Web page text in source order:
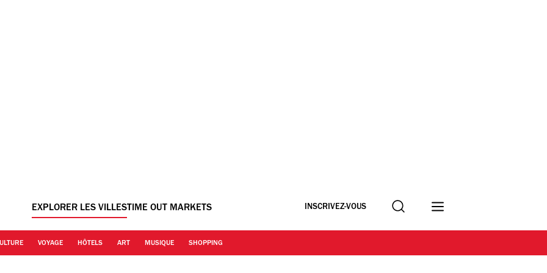
EXPLORER LES VILLESTIME OUT MARKETS INSCRIVEZ-VOUS Recherche
VOYAGE HÔTELS ART MUSIQUE SHOPPING